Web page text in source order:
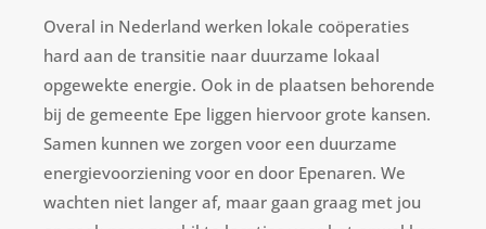
Overal in Nederland werken lokale coöperaties
hard aan de transitie naar duurzame lokaal
opgewekte energie. Ook in de plaatsen behorende
bij de gemeente Epe liggen hiervoor grote kansen.
Samen kunnen we zorgen voor een duurzame
energievoorziening voor en door Epenaren. We
wachten niet langer af, maar gaan graag met jou